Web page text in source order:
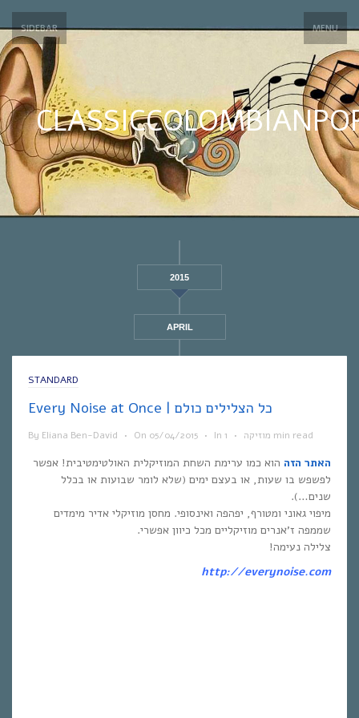
SIDEBAR MENU
2015
APRIL
STANDARD
Every Noise at Once | כל הצלילים כולם
By Eliana Ben-David • On 05/04/2015 • In מוזיקה • 1 min read
האתר הזה הוא כמו ערימת השחת המוזיקלית האולטימטיבית! אפשר
לפשפש בו שעות, או בעצם ימים (שלא לומר שבועות או בכלל
שנים…).
מיפוי גאוני ומטורף, יפהפה ואינסופי. מחסן מוזיקלי אדיר מימדים
שממפה ז’אנרים מוזיקליים מכל כיוון אפשרי.
צלילה נעימה!
http://everynoise.com